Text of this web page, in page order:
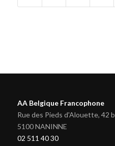
AA Belgique Francophone
Rue des Pieds d'Alouette, 42 b
5100 NANINNE
02 511 40 30